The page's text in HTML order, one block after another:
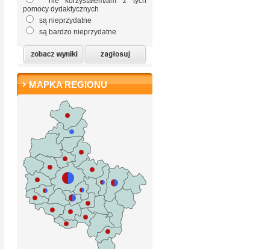
pomocy dydaktycznych
są nieprzydatne
są bardzo nieprzydatne
MAPKA REGIONU